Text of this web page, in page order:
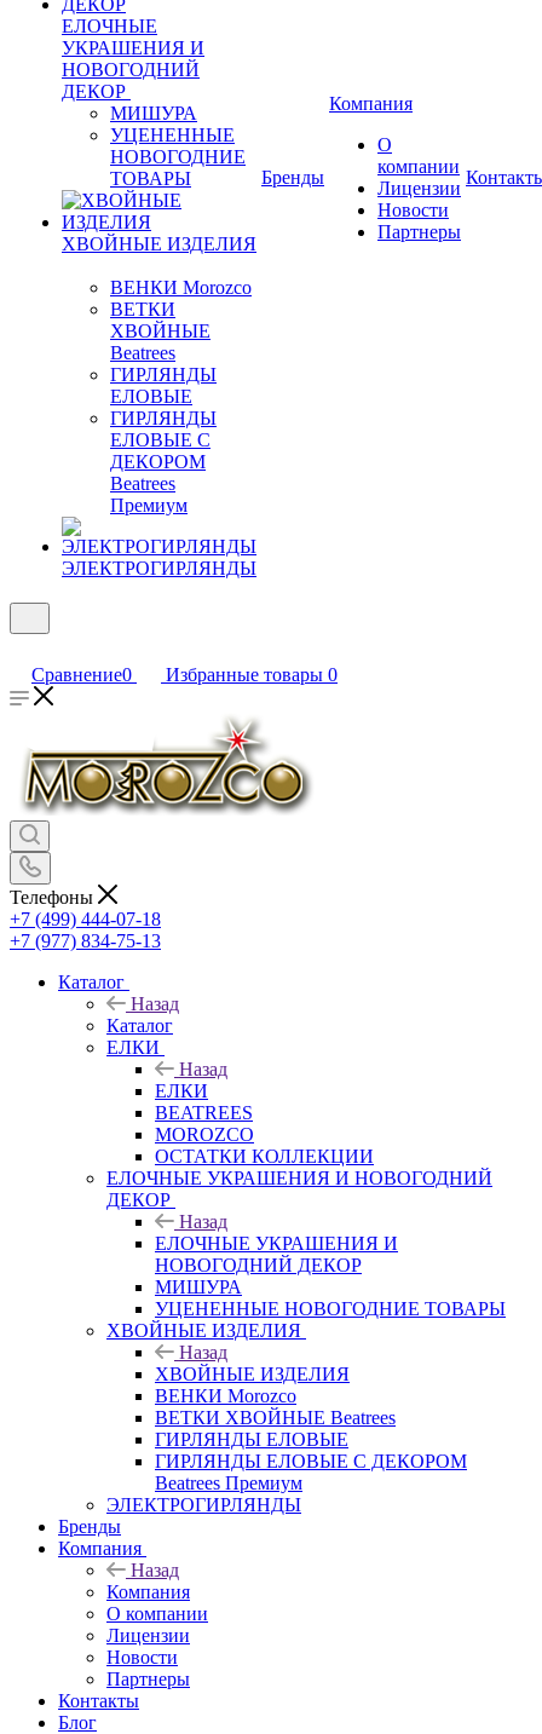
ЕЛОЧНЫЕ
УКРАШЕНИЯ И
НОВОГОДНИЙ
ДЕКОР
МИШУРА
УЦЕНЕННЫЕ
НОВОГОДНИЕ
ТОВАРЫ
ХВОЙНЫЕ ИЗДЕЛИЯ
ВЕНКИ Morozco
ВЕТКИ
ХВОЙНЫЕ
Beatrees
ГИРЛЯНДЫ
ЕЛОВЫЕ
ГИРЛЯНДЫ
ЕЛОВЫЕ С
ДЕКОРОМ
Beatrees
Премиум
ЭЛЕКТРОГИРЛЯНДЫ
Бренды
Компания
О
компании
Лицензии
Новости
Партнеры
Сравнение0 Избранные товары 0
Телефоны
+7 (499) 444-07-18
+7 (977) 834-75-13
Каталог
Назад
Каталог
ЕЛКИ
Назад
ЕЛКИ
BEATREES
MOROZCO
ОСТАТКИ КОЛЛЕКЦИИ
ЕЛОЧНЫЕ УКРАШЕНИЯ И НОВОГОДНИЙ
ДЕКОР
Назад
ЕЛОЧНЫЕ УКРАШЕНИЯ И
НОВОГОДНИЙ ДЕКОР
МИШУРА
УЦЕНЕННЫЕ НОВОГОДНИЕ ТОВАРЫ
ХВОЙНЫЕ ИЗДЕЛИЯ
Назад
ХВОЙНЫЕ ИЗДЕЛИЯ
ВЕНКИ Morozco
ВЕТКИ ХВОЙНЫЕ Beatrees
ГИРЛЯНДЫ ЕЛОВЫЕ
ГИРЛЯНДЫ ЕЛОВЫЕ С ДЕКОРОМ
Beatrees Премиум
ЭЛЕКТРОГИРЛЯНДЫ
Бренды
Компания
Назад
Компания
О компании
Лицензии
Новости
Партнеры
Контакты
Блог